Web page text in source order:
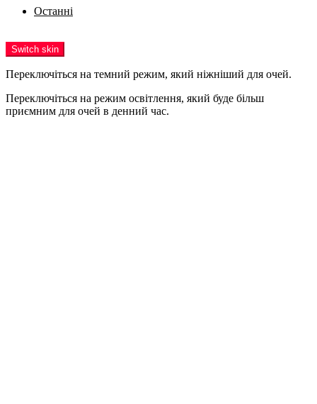
Останні
Switch skin
Переключіться на темний режим, який ніжніший для очей.
Переключіться на режим освітлення, який буде більш
приємним для очей в денний час.